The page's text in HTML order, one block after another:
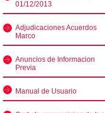
01/12/2013
Adjudicaciones Acuerdos
Marco
Anuncios de Informacion
Previa
Manual de Usuario